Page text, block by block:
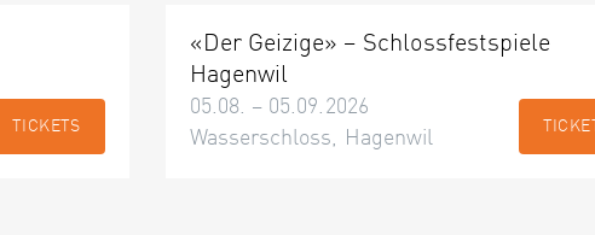
TICKETS
«Der Geizige» – Schlossfestspiele
Hagenwil
05.08. – 05.09.2026
Wasserschloss, Hagenwil